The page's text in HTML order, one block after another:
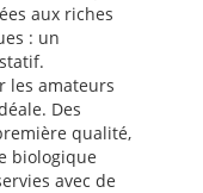
aux riches
: un
les amateurs
Des
qualité,
biologique
avec de